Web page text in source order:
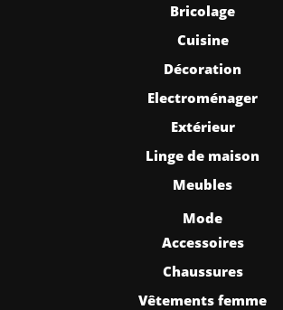
Bricolage
Cuisine
Décoration
Electroménager
Extérieur
Linge de maison
Meubles
Mode
Accessoires
Chaussures
Vêtements femme